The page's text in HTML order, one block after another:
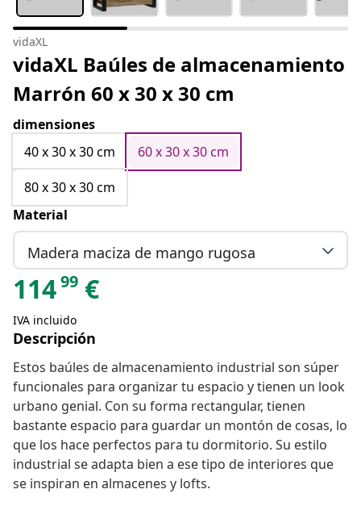
vidaXL
vidaXL Baúles de almacenamiento
Marrón 60 x 30 x 30 cm
dimensiones
40 x 30 x 30 cm
60 x 30 x 30 cm
80 x 30 x 30 cm
Material
Madera maciza de mango rugosa
11499 €
IVA incluido
Descripción
Estos baúles de almacenamiento industrial son súper
funcionales para organizar tu espacio y tienen un look
urbano genial. Con su forma rectangular, tienen
bastante espacio para guardar un montón de cosas, lo
que los hace perfectos para tu dormitorio. Su estilo
industrial se adapta bien a ese tipo de interiores que
se inspiran en almacenes y lofts.